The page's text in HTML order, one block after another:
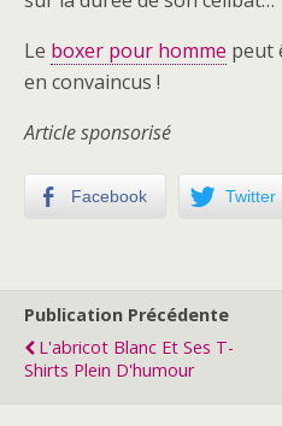
Le boxer pour homme peut
en convaincus !
Article sponsorisé
Facebook Twitter
Publication Précédente
L'abricot Blanc Et Ses T-
Shirts Plein D'humour